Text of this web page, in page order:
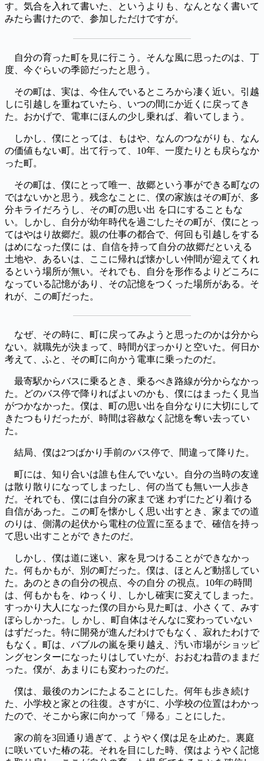
す。気合を入れて書いた、というよりも、なんとなく書いて
みたら書けたので、参加しただけですが。
自分の育った町を見に行こう。そんな風に思ったのは、丁
度、今ぐらいの季節だったと思う。
その町は、実は、今住んでいるところから凄く近い。引越
しに引越しを重ねていたら、いつの間にか近くに戻ってき
た。おかげで、電車にほんの少し乗れば、着いてしまう。
しかし、僕にとっては、もはや、なんのつながりも、なん
の価値もない町。出て行って、10年、一度たりとも戻らなか
った町。
その町は、僕にとって唯一、故郷という事ができる町なの
ではないかと思う。残念なことに、僕の家族はその町が、多
分キライだろうし、その町の思い出 を口にすることもな
い。しかし、自分が幼年時代を過ごしたその町が、僕にとっ
てはやはり故郷だ。親の仕事の都合で、何回も引越しをする
はめになった僕に は、自信を持って自分の故郷だといえる
土地や、あるいは、ここに帰れば懐かしい仲間が迎えてくれ
るという場所が無い。それでも、自分を形作るよりどころに
なっている記憶があり、その記憶をつくった場所がある。そ
れが、この町だった。
なぜ、その時に、町に戻ってみようと思ったのかは分から
ない。就職先が決まって、時間がぽっかりと空いた。何日か
考えて、ふと、その町に向かう電車に乗ったのだ。
最寄駅からバスに乗るとき、乗るべき路線が分からなかっ
た。どのバス停で降りればよいのかも、僕にはまったく見当
がつかなかった。僕は、町の思い出を自分なりに大切にして
きたつもりだったが、時間は容赦なく記憶を奪い去ってい
た。
結局、僕は2つばかり手前のバス停で、間違って降りた。
町には、知り合いは誰も住んでいない。自分の当時の友達
は散り散りになってしまったし、何の当ても無い一人歩き
だ。それでも、僕には自分の家まで迷 わずにたどり着ける
自信があった。この町を懐かしく思い出すとき、家までの道
のりは、側溝の起伏から電柱の位置に至るまで、確信を持っ
て思い出すことがで きたのだ。
しかし、僕は道に迷い、家を見つけることができなかっ
た。何もかもが、別の町だった。僕は、ほとんど動揺してい
た。あのときの自分の視点、今の自分 の視点。10年の時間
は、何もかもを、ゆっくり、しかし確実に変えてしまった。
すっかり大人になった僕の目から見た町は、小さくて、みす
ぼらしかった。し かし、町自体はそんなに変わっていない
はずだった。特に開発が進んだわけでもなく、寂れたわけで
もなく。町は、バブルの嵐を乗り越え、汚い市場がショッピ
ングセンターになったりはしていたが、おおむね昔のままだ
った。僕が、あまりにも変わったのだ。
僕は、最後のカンにたよることにした。何年も歩き続け
た、小学校と家との往復。さすがに、小学校の位置はわかっ
たので、そこから家に向かって「帰る」ことにした。
家の前を3回通り過ぎて、ようやく僕は足を止めた。裏庭
に咲いていた椿の花。それを目にした時、僕はようやく記憶